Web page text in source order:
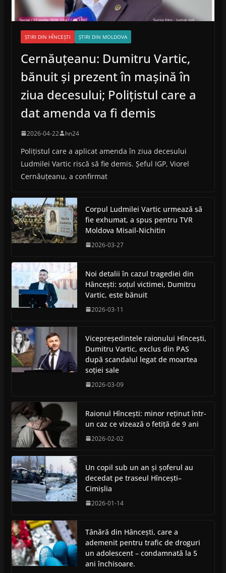
ȘTIRI DIN HÎNCEȘTI ȘTIRI DIN MOLDOVA
Cernăuțeanu: Dumitru Vartic,
bănuit și prezent în mașină în
ziua decesului; Polițistul care a
dat amenda va fi demis
2026-04-22 hn24
Polițistul care a aplicat amenda în ziua decesului
Ludmilei Vartic riscă să fie demis. Șeful IGP, Viorel
Cernăuțeanu, a confirmat
Corpul Ludmilei Vartic urmează să
fie exhumat, a spus pentru TVR
Moldova Misail-Nichitin
2026-03-27
Noi detalii în cazul tragediei din
Hâncești: soțul victimei, Dumitru
Vartic, este bănuit
2026-03-11
Vicepreședintele raionului Hîncești,
Dumitru Vartic, exclus din PAS
după scandalul legat de moartea
soției sale
2026-03-09
Raionul Hîncești: minor reținut într-
un caz ce vizează o fetiță de 9 ani
2026-02-02
Un copil sub un an și șoferul au
decedat pe traseul Hîncești–
Cimișlia
2026-01-14
Tânără din Hâncești, care a
ademenit pentru trafic de droguri
un adolescent – condamnată la 5
ani închisoare.